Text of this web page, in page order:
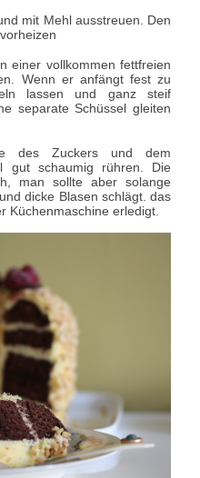
mit Mehl ausstreuen. Den
einer vollkommen fettfreien
Wenn er anfängt fest zu
lassen und ganz steif
separate Schüssel gleiten
des Zuckers und dem
gut schaumig rühren. Die
man sollte aber solange
dicke Blasen schlägt. das
Küchenmaschine erledigt.